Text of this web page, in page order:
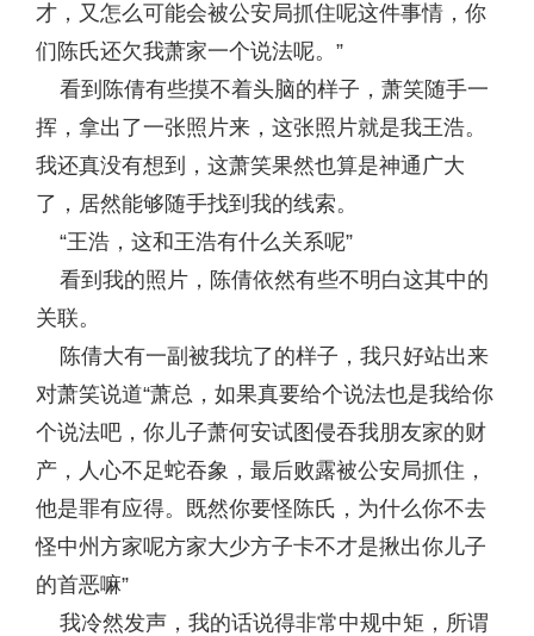
才，又怎么可能会被公安局抓住呢这件事情，你
们陈氏还欠我萧家一个说法呢。”
看到陈倩有些摸不着头脑的样子，萧笑随手一
挥，拿出了一张照片来，这张照片就是我王浩。
我还真没有想到，这萧笑果然也算是神通广大
了，居然能够随手找到我的线索。
“王浩，这和王浩有什么关系呢”
看到我的照片，陈倩依然有些不明白这其中的
关联。
陈倩大有一副被我坑了的样子，我只好站出来
对萧笑说道“萧总，如果真要给个说法也是我给你
个说法吧，你儿子萧何安试图侵吞我朋友家的财
产，人心不足蛇吞象，最后败露被公安局抓住，
他是罪有应得。既然你要怪陈氏，为什么你不去
怪中州方家呢方家大少方子卡不才是揪出你儿子
的首恶嘛”
我冷然发声，我的话说得非常中规中矩，所谓